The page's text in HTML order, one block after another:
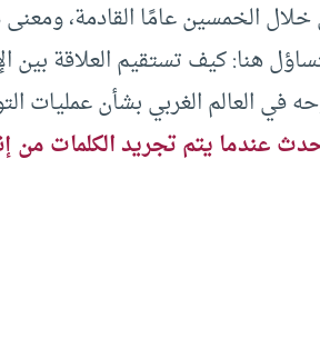
خلال الخمسين عامًا القادمة،
هنا: كيف تستقيم العلاقة
في العالم الغربي بشأن عمليات
عندما يتم تجريد الكلمات من